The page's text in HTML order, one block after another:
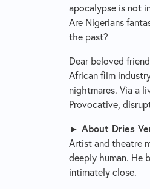
apocalypse is not
Are Nigerians
the past?
Dear beloved friend
African film
nightmares. Via a
Provocative,
► About Dries
Artist and theatre
deeply human. He
intimately close.